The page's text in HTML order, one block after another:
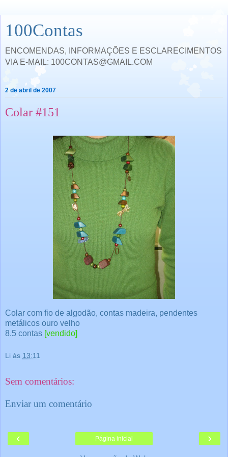
100Contas
ENCOMENDAS, INFORMAÇÕES E ESCLARECIMENTOS
VIA E-MAIL: 100CONTAS@GMAIL.COM
2 de abril de 2007
Colar #151
Colar com fio de algodão, contas madeira, pendentes
metálicos ouro velho
8.5 contas [vendido]
Li às 13:11
Sem comentários:
Enviar um comentário
‹ ›
Página inicial